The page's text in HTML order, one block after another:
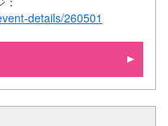
details/260501